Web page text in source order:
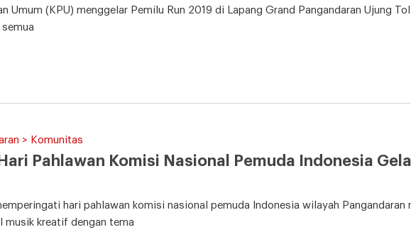
Umum (KPU) menggelar Pemilu Run 2019 di Lapang Grand Pangandaran Ujung
> Komunitas
Pahlawan Komisi Nasional Pemuda Indonesia
hari pahlawan komisi nasional pemuda Indonesia wilayah Pangandaran
musik kreatif dengan tema